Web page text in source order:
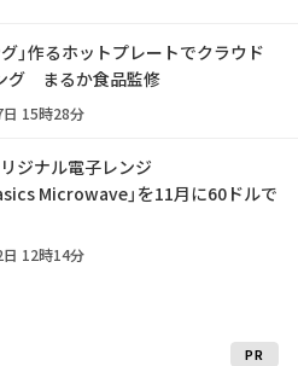
」作るホットプレートでクラウド
グ まるか食品監修
15時28分
ジナル電子レンジ
Microwave」を11月に60ドルで
12時14分
PR